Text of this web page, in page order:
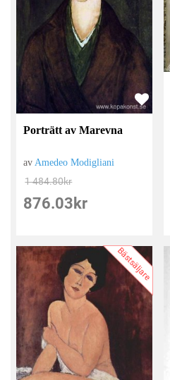
Porträtt av Marevna
av Amedeo Modigliani
1 484.80kr
876.03 kr
Bästsäljare